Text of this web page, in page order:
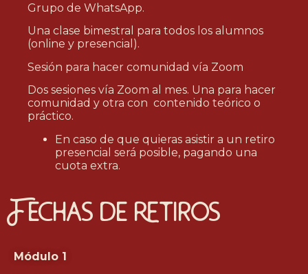
Grupo de WhatsApp.
Una clase bimestral para todos los alumnos
(online y presencial).
Sesión para hacer comunidad vía Zoom
Dos sesiones vía Zoom al mes. Una para hacer
comunidad y otra con contenido teórico o
práctico.
En caso de que quieras asistir a un retiro
presencial será posible, pagando una
cuota extra.
Fechas de retiros
Módulo 1